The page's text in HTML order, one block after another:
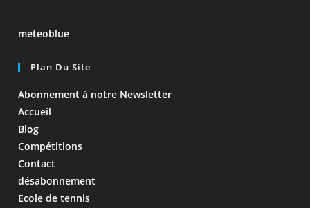
meteoblue
Plan Du Site
Abonnement à notre Newsletter
Accueil
Blog
Compétitions
Contact
désabonnement
Ecole de tennis